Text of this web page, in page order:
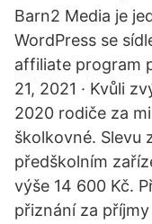
Barn2 Media je
WordPress se
affiliate program
21, 2021 · Kvůli
2020 rodiče za
školkovné. Slevu
předškolním
výše 14 600 Kč.
přiznání za